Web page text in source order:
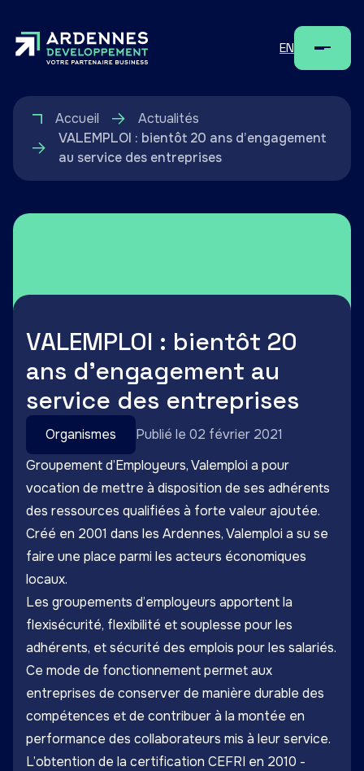
EN Menu
Accueil
Actualités
VALEMPLOI : bientôt 20 ans d’engagement
au service des entreprises
VALEMPLOI : bientôt 20
ans d’engagement au
service des entreprises
Organismes
Publié le 02 février 2021
Groupement d’Employeurs, Valemploi a pour
vocation de mettre à disposition de ses adhérents
des ressources qualifiées à forte valeur ajoutée.
Créé en 2001 dans les Ardennes, Valemploi a su se
faire une place parmi les acteurs économiques
locaux.
Les groupements d’employeurs apportent la
flexisécurité, flexibilité et souplesse pour les
adhérents, et sécurité des emplois pour les salariés.
Ce mode de fonctionnement permet aux
entreprises de conserver de manière durable des
compétences et de contribuer à la montée en
performance des collaborateurs mis à leur service.
L’obtention de la certification CEFRI en 2010 -